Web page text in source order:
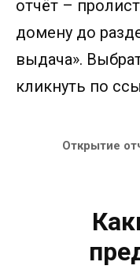
отчёт –
домену до
выдача».
кликнуть по
Открытие